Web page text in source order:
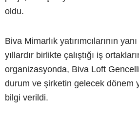
oldu.
Biva Mimarlık yatırımcılarının
yıllardır birlikte çalıştığı iş
organizasyonda, Biva Loft
durum ve şirketin gelecek dönem
bilgi verildi.